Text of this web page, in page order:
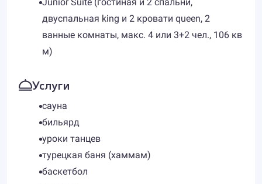
двуспальная king и 2 кровати queen, 2
ванные комнаты, макс. 4 или 3+2 чел., 106 кв
м)
Услуги
сауна
бильярд
уроки танцев
турецкая баня (хаммам)
баскетбол